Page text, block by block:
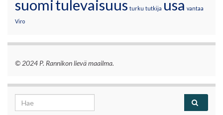
suomitulevaisuus turku tutkija usa vantaa
Viro
© 2024 P. Rannikon lievä maailma.
Search for: